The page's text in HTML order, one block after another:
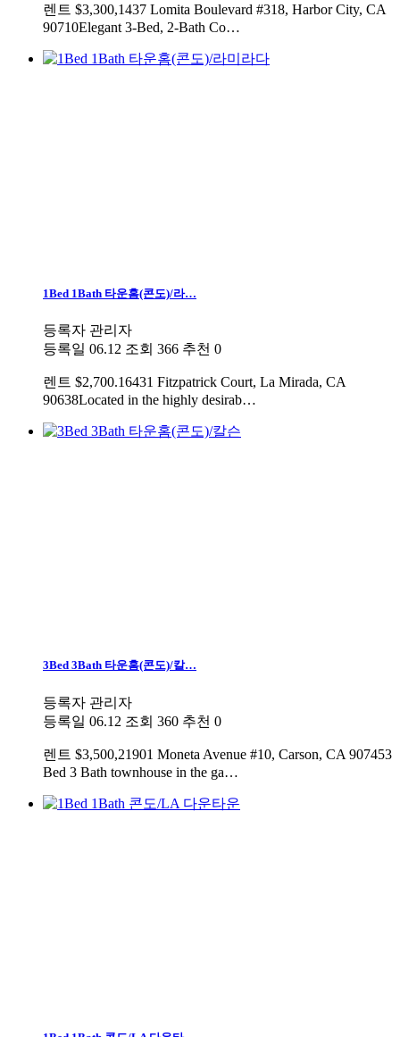
렌트 $3,300,1437 Lomita Boulevard #318, Harbor City, CA
90710Elegant 3-Bed, 2-Bath Co…
1Bed 1Bath 타운홈(콘도)/라…
등록자 관리자
등록일 06.12 조회 366 추천 0
렌트 $2,700.16431 Fitzpatrick Court, La Mirada, CA
90638Located in the highly desirab…
3Bed 3Bath 타운홈(콘도)/칼…
등록자 관리자
등록일 06.12 조회 360 추천 0
렌트 $3,500,21901 Moneta Avenue #10, Carson, CA 907453
Bed 3 Bath townhouse in the ga…